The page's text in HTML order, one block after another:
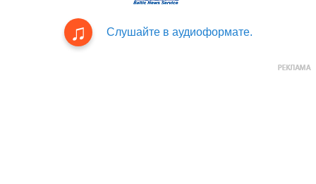
Слушайте в аудиоформате.